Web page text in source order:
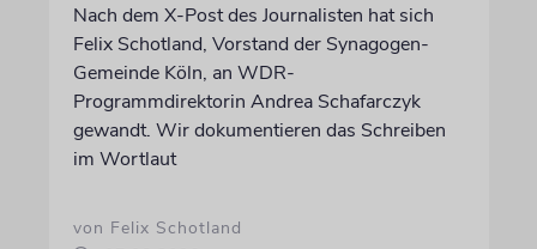
Nach dem X-Post des Journalisten hat sich
Felix Schotland, Vorstand der Synagogen-
Gemeinde Köln, an WDR-
Programmdirektorin Andrea Schafarczyk
gewandt. Wir dokumentieren das Schreiben
im Wortlaut
von Felix Schotland